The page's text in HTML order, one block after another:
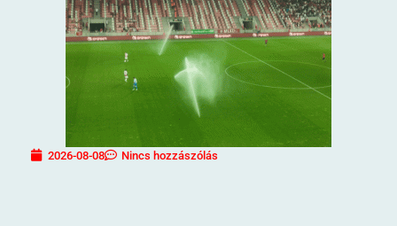
2026-08-08 Nincs hozzászólás